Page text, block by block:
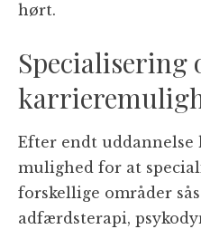
hørt.
Specialisering
Efter endt uddannelse
mulighed for at
forskellige områder
adfærdsterapi,